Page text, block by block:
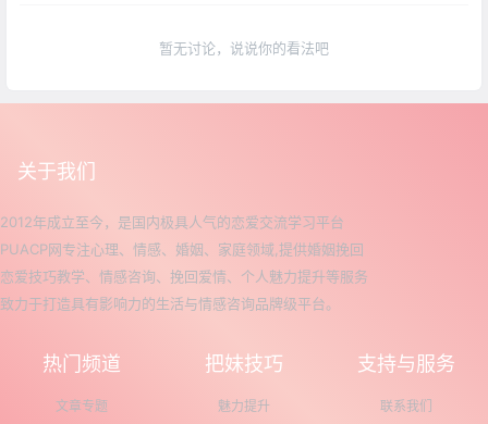
暂无讨论，说说你的看法吧
关于我们
2012年成立至今，是国内极具人气的恋爱交流学习平台
PUACP网专注心理、情感、婚姻、家庭领域,提供婚姻挽回
恋爱技巧教学、情感咨询、挽回爱情、个人魅力提升等服务
致力于打造具有影响力的生活与情感咨询品牌级平台。
热门频道
文章专题
把妹技巧
魅力提升
支持与服务
联系我们